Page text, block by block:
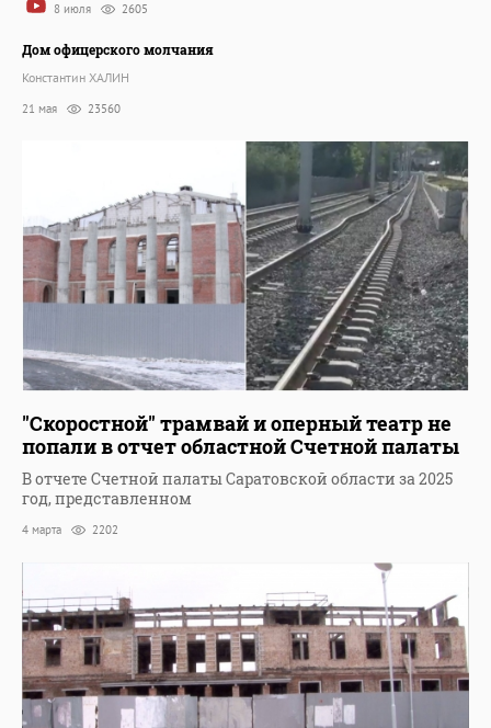
8 июля 2605
Дом офицерского молчания
Константин ХАЛИН
21 мая 23560
"Скоростной" трамвай и оперный театр не
попали в отчет областной Счетной палаты
В отчете Счетной палаты Саратовской области за 2025
год, представленном
4 марта 2202